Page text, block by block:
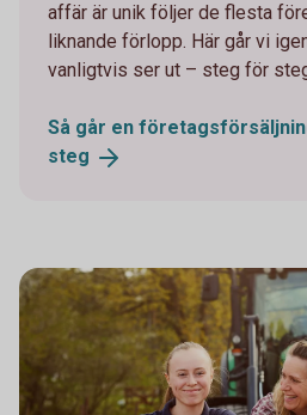
affär är unik följer de flesta
liknande förlopp. Här går vi
vanligtvis ser ut – steg för
Så går en
steg